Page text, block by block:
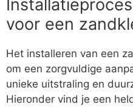
voor een
Het installeren van een
om een zorgvuldige
unieke uitstraling en
Hieronder vind je een